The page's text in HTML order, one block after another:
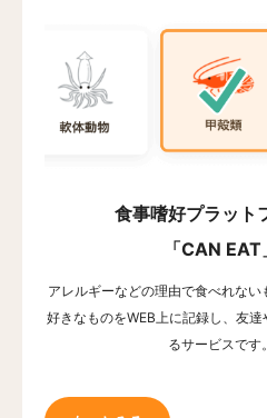
食事嗜好プラット
「CAN EAT
アレルギーなどの理由で食べれない
好きなものをWEB上に記録し、友
るサービスです。